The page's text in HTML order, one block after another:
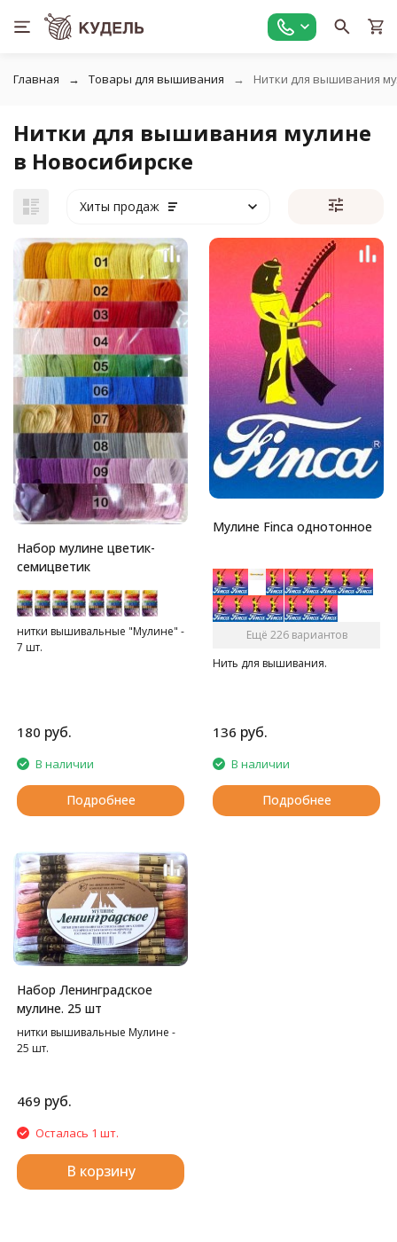
Главная Товары для вышивания Нитки для вышивания
Нитки для вышивания мулине
в Новосибирске
Хиты продаж
Набор мулине цветик-
семицветик
нитки вышивальные "Мулине" -
7 шт.
180 руб.
В наличии
Подробнее
Мулине Finca однотонное
Ещё 226 вариантов
Нить для вышивания.
136 руб.
В наличии
Подробнее
Набор Ленинградское
мулине. 25 шт
нитки вышивальные Мулине -
25 шт.
469 руб.
Осталась 1 шт.
В корзину